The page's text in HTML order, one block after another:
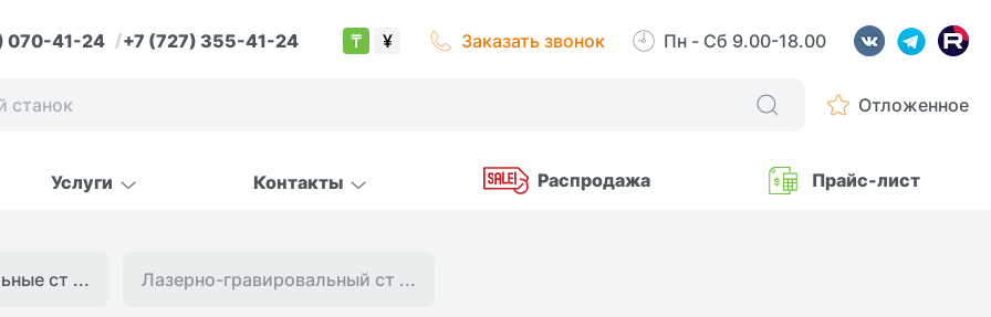
070-41-24 +7 (727) 355-41-24 ₸ ¥ Заказать звонок Пн - Сб 9.00-18.00
Отложенное
Услуги Контакты Распродажа Прайс-лист
ст ... Лазерно-гравировальный ст ...